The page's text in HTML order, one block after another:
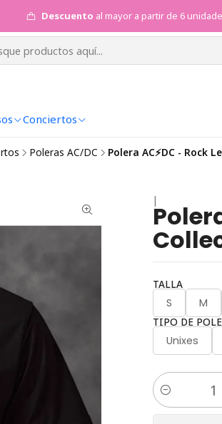
Conciertos
Descuento al mayor a partir de 6
Poleras AC/DC Polera AC⚡DC - Rock
|
TALLA
S M
TIPO DE
Unixes
Cantidad